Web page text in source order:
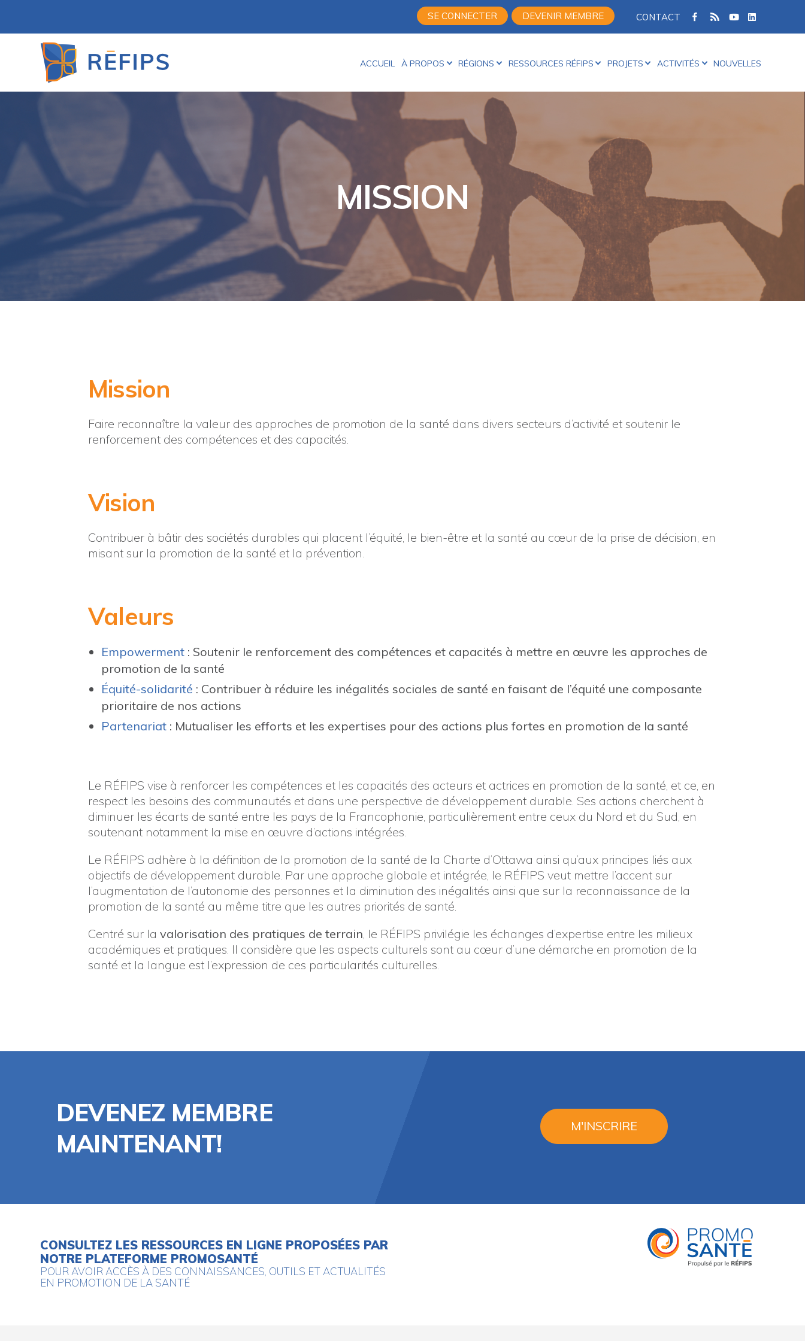
SE CONNECTER DEVENIR MEMBRE CONTACT FACEBOOK
TWITTER
FULX
RSS
ACCUEIL À PROPOS RÉGIONS RESSOURCES RÉFIPS PROJETS ACTIVITÉS NOUVELLES
MISSION
Mission
Faire reconnaître la valeur des approches de promotion de la santé dans divers secteurs d’activité et soutenir le
renforcement des compétences et des capacités.
Vision
Contribuer à bâtir des sociétés durables qui placent l’équité, le bien-être et la santé au cœur de la prise de décision, en
misant sur la promotion de la santé et la prévention.
Valeurs
Empowerment : Soutenir le renforcement des compétences et capacités à mettre en œuvre les approches de
promotion de la santé
Équité-solidarité : Contribuer à réduire les inégalités sociales de santé en faisant de l’équité une composante
prioritaire de nos actions
Partenariat : Mutualiser les efforts et les expertises pour des actions plus fortes en promotion de la santé
Le RÉFIPS vise à renforcer les compétences et les capacités des acteurs et actrices en promotion de la santé, et ce, en
respect les besoins des communautés et dans une perspective de développement durable. Ses actions cherchent à
diminuer les écarts de santé entre les pays de la Francophonie, particulièrement entre ceux du Nord et du Sud, en
soutenant notamment la mise en œuvre d’actions intégrées.
Le RÉFIPS adhère à la définition de la promotion de la santé de la Charte d’Ottawa ainsi qu’aux principes liés aux
objectifs de développement durable. Par une approche globale et intégrée, le RÉFIPS veut mettre l’accent sur
l’augmentation de l’autonomie des personnes et la diminution des inégalités ainsi que sur la reconnaissance de la
promotion de la santé au même titre que les autres priorités de santé.
Centré sur la valorisation des pratiques de terrain, le RÉFIPS privilégie les échanges d’expertise entre les milieux
académiques et pratiques. Il considère que les aspects culturels sont au cœur d’une démarche en promotion de la
santé et la langue est l’expression de ces particularités culturelles.
DEVENEZ MEMBRE
MAINTENANT!
M'INSCRIRE
CONSULTEZ LES RESSOURCES EN LIGNE PROPOSÉES PAR
NOTRE PLATEFORME PROMOSANTÉ
POUR AVOIR ACCÈS À DES CONNAISSANCES, OUTILS ET ACTUALITÉS
EN PROMOTION DE LA SANTÉ